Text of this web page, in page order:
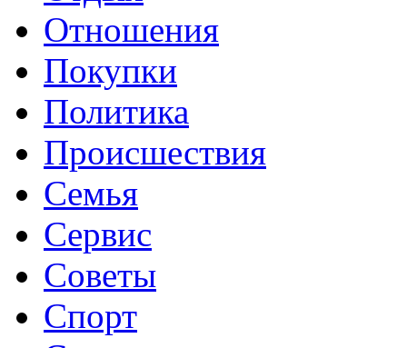
Отношения
Покупки
Политика
Происшествия
Семья
Сервис
Советы
Спорт